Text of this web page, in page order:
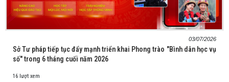
03/07/2026
Sở Tư pháp tiếp tục đẩy mạnh triển khai Phong trào "Bình dân học vụ
số" trong 6 tháng cuối năm 2026
16 lượt xem